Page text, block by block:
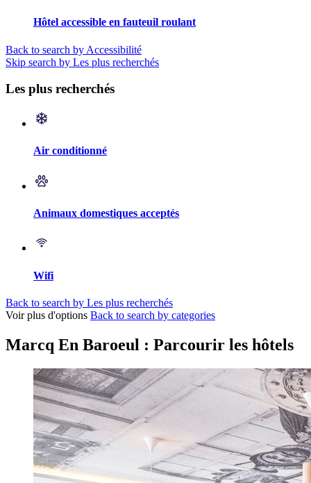
Hôtel accessible en fauteuil roulant
Back to search by Accessibilité
Skip search by Les plus recherchés
Les plus recherchés
Air conditionné
Animaux domestiques acceptés
Wifi
Back to search by Les plus recherchés
Voir plus d'options Back to search by categories
Marcq En Baroeul : Parcourir les hôtels